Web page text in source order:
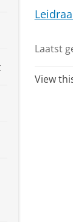
Laatst
View